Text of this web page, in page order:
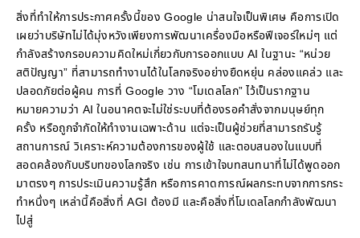
สิ่งที่ทำให้การประกาศครั้งนี้ของ Google น่าสนใจเป็นพิเศษ คือการเปิด
เผยว่าบริษัทไม่ได้มุ่งหวังเพียงการพัฒนาเครื่องมือหรือฟีเจอร์ใหม่ๆ แต่
กำลังสร้างกรอบความคิดใหม่เกี่ยวกับการออกแบบ AI ในฐานะ “หน่วย
สติปัญญา” ที่สามารถทำงานได้ในโลกจริงอย่างยืดหยุ่น คล่องแคล่ว และ
ปลอดภัยต่อผู้คน การที่ Google วาง “โมเดลโลก” ไว้เป็นรากฐาน
หมายความว่า AI ในอนาคตจะไม่ใช่ระบบที่ต้องรอคำสั่งจากมนุษย์ทุก
ครั้ง หรือถูกจำกัดให้ทำงานเฉพาะด้าน แต่จะเป็นผู้ช่วยที่สามารถรับรู้
สถานการณ์ วิเคราะห์ความต้องการของผู้ใช้ และตอบสนองในแบบที่
สอดคล้องกับบริบทของโลกจริง เช่น การเข้าใจบทสนทนาที่ไม่ได้พูดออก
มาตรงๆ การประเมินความรู้สึก หรือการคาดการณ์ผลกระทบจากการกระ
ทำหนึ่งๆ เหล่านี้คือสิ่งที่ AGI ต้องมี และคือสิ่งที่โมเดลโลกกำลังพัฒนา
ไปสู่